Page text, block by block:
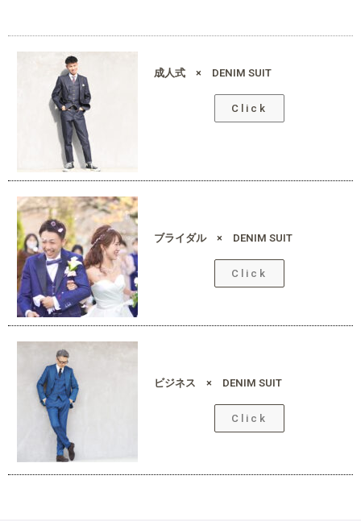
成人式 × DENIM SUIT
Click
ブライダル × DENIM SUIT
Click
ビジネス × DENIM SUIT
Click